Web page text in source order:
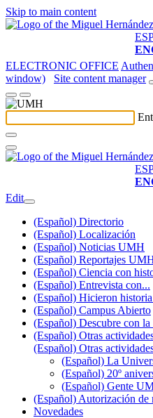
Skip to main content
ELECTRONIC OFFICE
window)
Site content manager
Edit
(Español) Directorio
(Español) Localización
(Español) Noticias UMH
(Español) Reportajes
(Español) Ciencia con
(Español) Entrevista con...
(Español) Hicieron
(Español) Campus Abierto
(Español) Descubre con
(Español) Otras
(Español) Otras
(Español) La
(Español) 20º
(Español) Gente
(Español) Autorización de
Novedades